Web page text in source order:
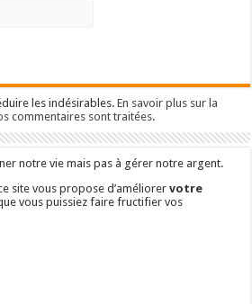
les indésirables.En savoir plus sur la
commentaires sont traitées.
notre vie mais pas à gérer notre argent.
site vous propose d’améliorervotre
vous puissiez faire fructifier vos